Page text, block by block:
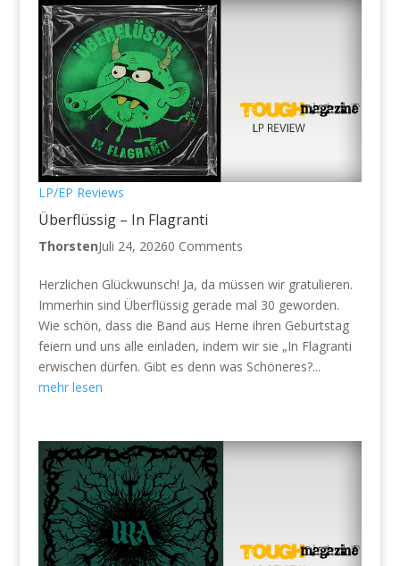
LP/EP Reviews
Überflüssig – In Flagranti
ThorstenJuli 24, 20260 Comments
Herzlichen Glückwunsch! Ja, da müssen wir gratulieren.
Immerhin sind Überflüssig gerade mal 30 geworden.
Wie schön, dass die Band aus Herne ihren Geburtstag
feiern und uns alle einladen, indem wir sie „In Flagranti
erwischen dürfen. Gibt es denn was Schöneres?...
mehr lesen